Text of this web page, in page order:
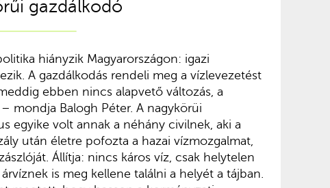
gazdálkodó
hiányzik Magyarországon: igazi
A gazdálkodás rendeli meg a vízlevezetést
ebben nincs alapvető változás, a
mondja Balogh Péter. A nagykörüi
egyike volt annak a néhány civilnek, aki a
után életre pofozta a hazai vízmozgalmat,
Állítja: nincs káros víz, csak helytelen
is meg kellene találni a helyét a tájban.